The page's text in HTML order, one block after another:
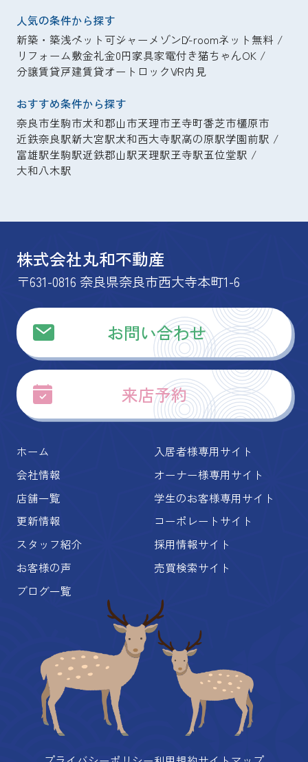
人気の条件から探す
新築・築浅ペット可シャーメゾンD-roomネット無料
リフォーム敷金礼金0円家具家電付き猫ちゃんOK
分譲賃貸戸建賃貸オートロックVR内見
おすすめ条件から探す
奈良市生駒市大和郡山市天理市王寺町香芝市橿原市
近鉄奈良駅新大宮駅大和西大寺駅高の原駅学園前駅
富雄駅生駒駅近鉄郡山駅天理駅王寺駅五位堂駅
大和八木駅
株式会社丸和不動産
〒631-0816 奈良県奈良市西大寺本町1-6
お問い合わせ
来店予約
ホーム
会社情報
店舗一覧
更新情報
スタッフ紹介
お客様の声
ブログ一覧
入居者様専用サイト
オーナー様専用サイト
学生のお客様専用サイト
コーポレートサイト
採用情報サイト
売買検索サイト